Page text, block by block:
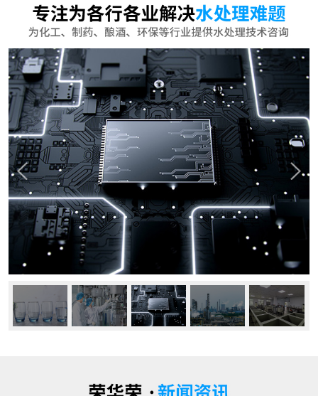
公司动态 行业资讯 常见问题